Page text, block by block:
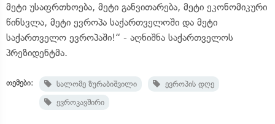
მეტი უსაფრთხოება, მეტი განვითარება, მეტი ეკონომიკური
წინსვლა, მეტი ევროპა საქართველოში და მეტი
საქართველო ევროპაში!“ - აღნიშნა საქართველოს
პრეზიდენტმა.
თემები: სალომე ზურაბიშვილი
ევროპის დღე
ევროკავშირი